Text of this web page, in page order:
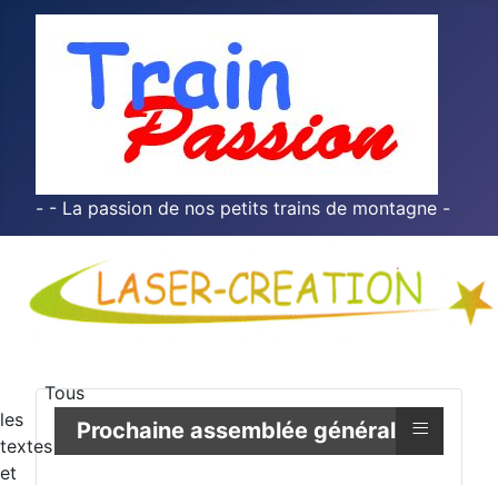
- - La passion de nos petits trains de montagne -
Prochaine assemblée générale ≡
Tous
les
textes
et